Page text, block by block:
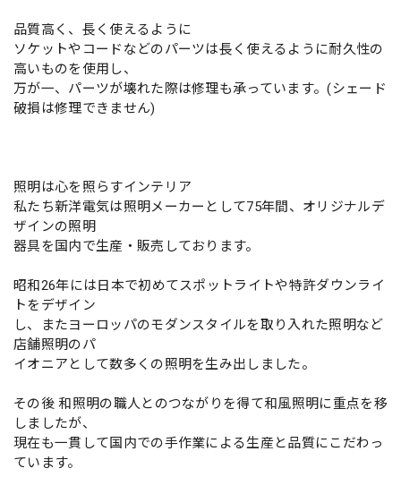
品質高く、長く使えるように
ソケットやコードなどのパーツは長く使えるように耐久性の
高いものを使用し、
万が一、パーツが壊れた際は修理も承っています。(シェード
破損は修理できません)
照明は心を照らすインテリア
私たち新洋電気は照明メーカーとして75年間、オリジナルデ
ザインの照明
器具を国内で生産・販売しております。
昭和26年には日本で初めてスポットライトや特許ダウンライ
トをデザイン
し、またヨーロッパのモダンスタイルを取り入れた照明など
店舗照明のパ
イオニアとして数多くの照明を生み出しました。
その後 和照明の職人とのつながりを得て和風照明に重点を移
しましたが、
現在も一貫して国内での手作業による生産と品質にこだわっ
ています。